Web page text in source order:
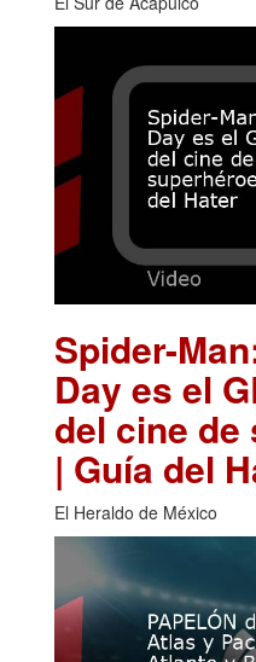
Spider-
Day es el
del cine de
| Guía del
El Heraldo de México